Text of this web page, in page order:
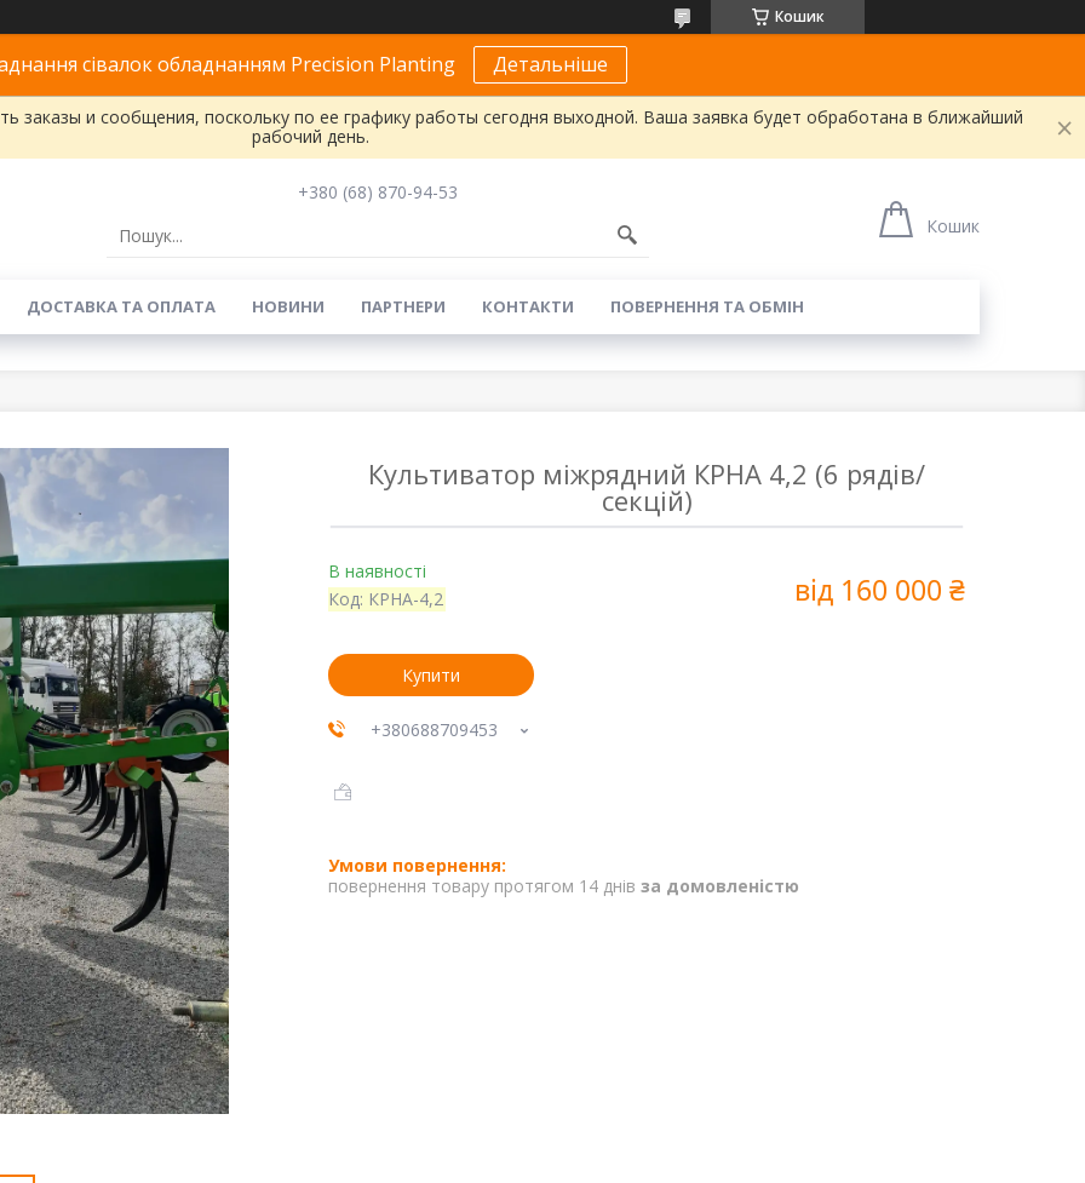
Кошик
сівалок обладнанням Precision Planting Детальніше
заказы и сообщения, поскольку по ее графику работы сегодня выходной. Ваша заявка будет обработана в ближайший
рабочий день.
+380 (68) 870-94-53
Кошик
ДОСТАВКА ТА ОПЛАТА НОВИНИ ПАРТНЕРИ КОНТАКТИ ПОВЕРНЕННЯ ТА ОБМІН
Культиватор міжрядний КРНА 4,2 (6 рядів/
секцій)
В наявності
Код: КРНА-4,2 від 160 000 ₴
Купити
+380688709453
повернення товару протягом 14 днів за домовленістю